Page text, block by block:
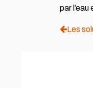
par
Les